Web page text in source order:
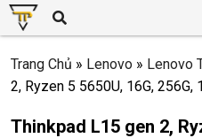
Trang Chủ » Lenovo » Lenovo
2, Ryzen 5 5650U, 16G, 256G,
Thinkpad L15 gen 2,